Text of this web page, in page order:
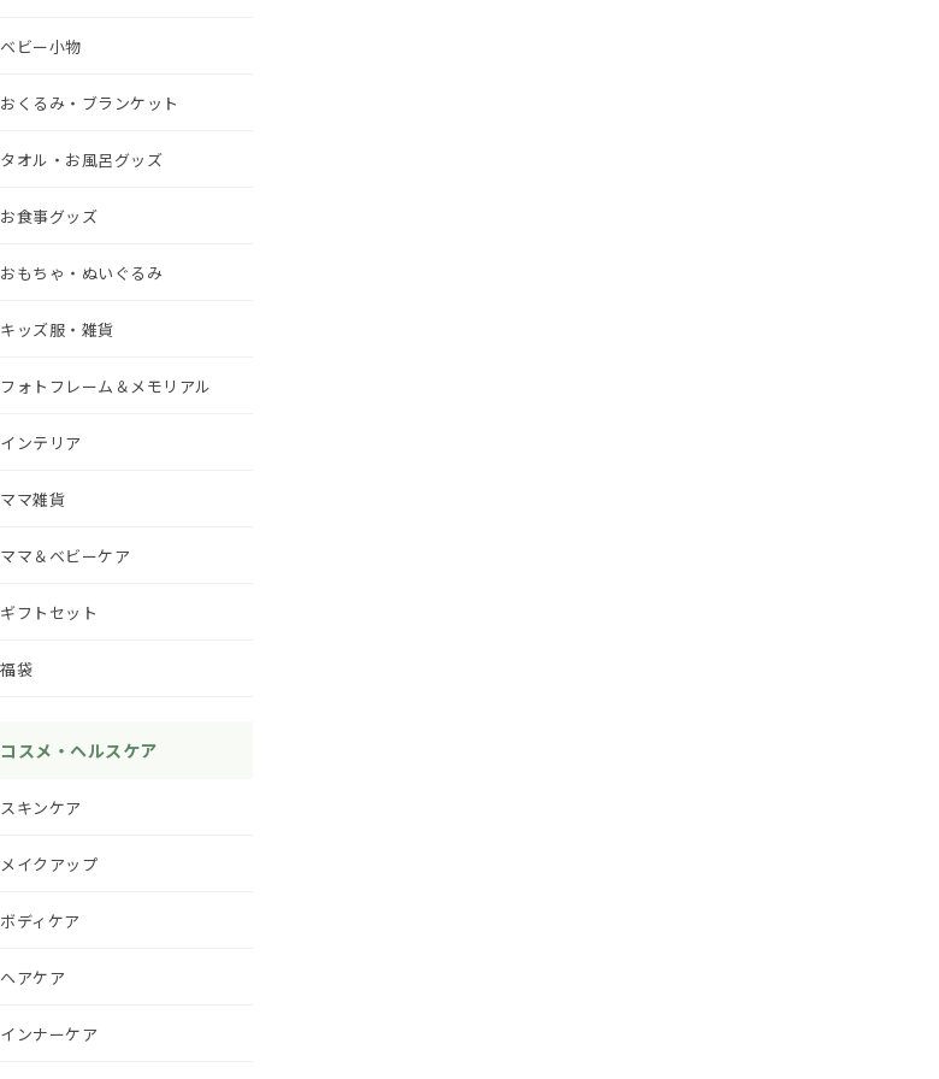
ベビー小物
おくるみ・ブランケット
タオル・お風呂グッズ
お食事グッズ
おもちゃ・ぬいぐるみ
キッズ服・雑貨
フォトフレーム＆メモリアル
インテリア
ママ雑貨
ママ＆ベビーケア
ギフトセット
福袋
コスメ・ヘルスケア
スキンケア
メイクアップ
ボディケア
ヘアケア
インナーケア